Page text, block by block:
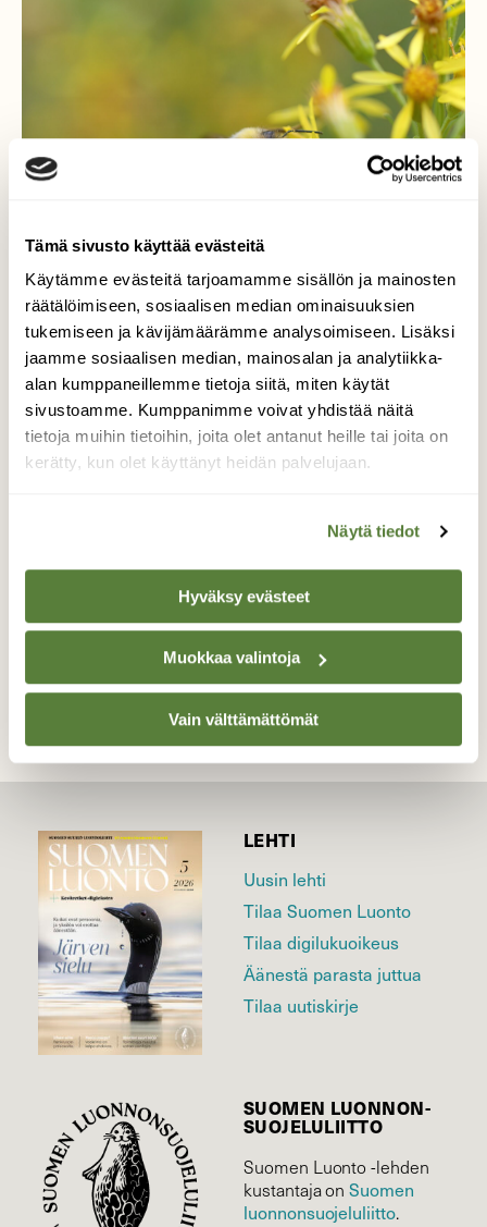
Tämä sivusto käyttää evästeitä
Käytämme evästeitä tarjoamamme sisällön ja mainosten
räätälöimiseen, sosiaalisen median ominaisuuksien
tukemiseen ja kävijämäärämme analysoimiseen. Lisäksi
jaamme sosiaalisen median, mainosalan ja analytiikka-
alan kumppaneillemme tietoja siitä, miten käytät
sivustoamme. Kumppanimme voivat yhdistää näitä
tietoja muihin tietoihin, joita olet antanut heille tai joita on
kerätty, kun olet käyttänyt heidän palvelujaan.
Näytä tiedot
Hyväksy evästeet
Muokkaa valintoja
Vain välttämättömät
Ahkera pölyttäjä
Pörheä kimalainen uurasti kesäpäivänä
Valokuvaaja: Janne Salomeri, Helsinki 4.7.2026
TAKAISIN LISTAAN
LEHTI
Uusin lehti
Tilaa Suomen Luonto
Tilaa digilukuoikeus
Äänestä parasta juttua
Tilaa uutiskirje
SUOMEN LUONNON­
SUOJELU­LIITTO
Suomen Luonto -lehden
kustantaja onSuomen
luonnonsuojelu­liitto.